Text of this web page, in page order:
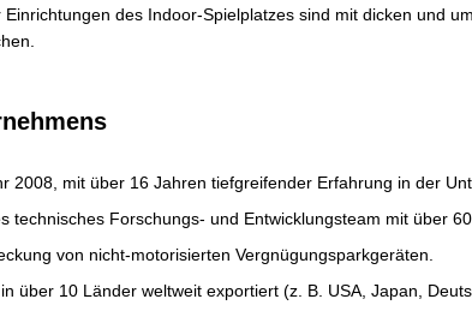
des Indoor-Spielplatzes sind mit dicken und
2008, mit über 16 Jahren tiefgreifender Erfahrung in der
technisches Forschungs- und Entwicklungsteam mit über
von nicht-motorisierten Vergnügungsparkgeräten.
über 10 Länder weltweit exportiert (z. B. USA, Japan,